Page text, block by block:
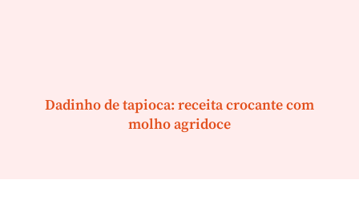
Dadinho de tapioca: receita crocante com
molho agridoce